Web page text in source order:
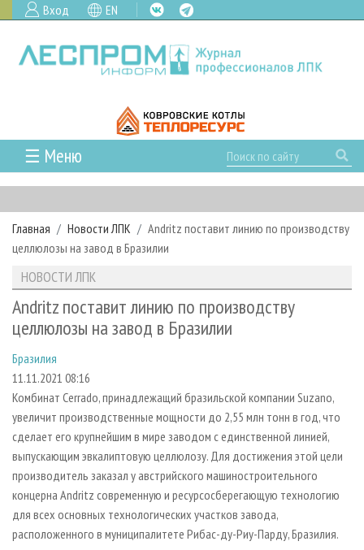
Вход EN
☰ Меню
ГЛАВНАЯ
РУБРИКИ И ТЕМЫ
РУБРИКИ ЖУРНАЛА
ЛЕСОЗАГОТОВКА
ЛЕСОПИЛЕНИЕ
СУШКА ДРЕВЕСИНЫ
ПРОИЗВОДСТВО ДРЕВЕСНЫХ ПЛИТ
ДЕРЕВЯННОЕ ДОМОСТРОЕНИЕ
ПРОИЗВОДСТВО МЕБЕЛИ
БИОЭНЕРГЕТИКА
ЦБП
ИНСТРУМЕНТ И МАТЕРИАЛЫ
НОВОСТИ
НОВОСТИ ЛПК
НОВОСТИ ЖУРНАЛА
ПРОЕКТЫ ЛПИ
АНАЛИТИКА
ПРЕДПРИЯТИЯ ЛПК
ПЕРСОНЫ
МОБИЛЬНЫЕ ВЫСТАВКИ
ОФИЦИАЛЬНЫЕ ДЕЛЕГАЦИИ
ПРИОРИТЕТНЫЕ ИНВЕСТПРОЕКТЫ
RUSSIAN FORESTRY REVIEW
ГАЗЕТА ЛЕСПРОМФОРУМ
БИБЛИОТЕКА СПЕЦИАЛИСТА
АРХИВ
АРХИВ ЖУРНАЛОВ
О ЖУРНАЛЕ
КОНТАКТЫ
РЕКЛАМОДАТЕЛЯМ
РЕКЛАМА
РЕКЛАМА НА САЙТЕ
Главная Новости ЛПК
Andritz поставит линию по производству
целлюлозы на завод в Бразилии
НОВОСТИ ЛПК
Andritz поставит линию по производству
целлюлозы на завод в Бразилии
Бразилия
11.11.2021 08:16
Комбинат Cerrado, принадлежащий бразильской компании Suzano,
увеличит производственные мощности до 2,55 млн тонн в год, что
сделает его крупнейшим в мире заводом с единственной линией,
выпускающим эвкалиптовую целлюлозу. Для достижения этой цели
производитель заказал у австрийского машиностроительного
концерна Andritz современную и ресурсосберегающую технологию
для всех основных технологических участков завода,
расположенного в муниципалитете Рибас-ду-Риу-Парду, Бразилия.